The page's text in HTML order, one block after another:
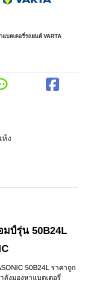
แบตเตอรี่รถยนต์ VARTA
ห้ง
ป์รุ่น 50B24L
50B24L ราคาถูก
งมองหาแบตเตอรี่